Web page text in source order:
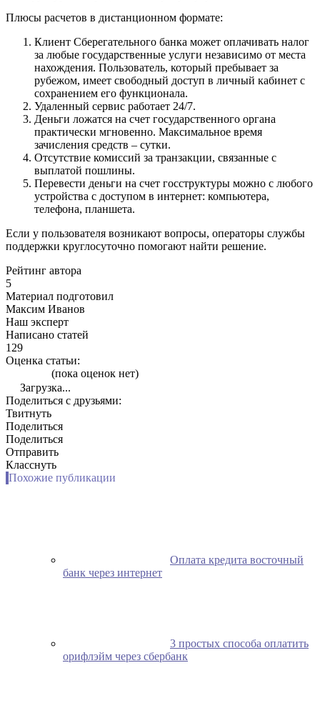
Плюсы расчетов в дистанционном формате:
Клиент Сберегательного банка может оплачивать налог
за любые государственные услуги независимо от места
нахождения. Пользователь, который пребывает за
рубежом, имеет свободный доступ в личный кабинет с
сохранением его функционала.
Удаленный сервис работает 24/7.
Деньги ложатся на счет государственного органа
практически мгновенно. Максимальное время
зачисления средств – сутки.
Отсутствие комиссий за транзакции, связанные с
выплатой пошлины.
Перевести деньги на счет госструктуры можно с любого
устройства с доступом в интернет: компьютера,
телефона, планшета.
Если у пользователя возникают вопросы, операторы службы
поддержки круглосуточно помогают найти решение.
Рейтинг автора
5
Материал подготовил
Максим Иванов
Наш эксперт
Написано статей
129
Оценка статьи:
(пока оценок нет)
Загрузка...
Поделиться с друзьями:
Твитнуть
Поделиться
Поделиться
Отправить
Класснуть
Похожие публикации
Оплата кредита восточный
банк через интернет
3 простых способа оплатить
орифлэйм через сбербанк